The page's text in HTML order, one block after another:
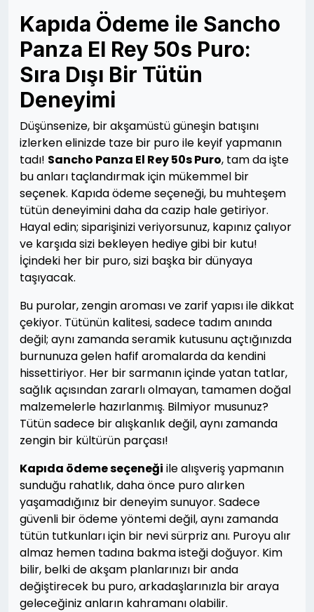
Kapıda Ödeme ile Sancho
Panza El Rey 50s Puro:
Sıra Dışı Bir Tütün
Deneyimi
Düşünsenize, bir akşamüstü güneşin batışını
izlerken elinizde taze bir puro ile keyif yapmanın
tadı! Sancho Panza El Rey 50s Puro, tam da işte
bu anları taçlandırmak için mükemmel bir
seçenek. Kapıda ödeme seçeneği, bu muhteşem
tütün deneyimini daha da cazip hale getiriyor.
Hayal edin; siparişinizi veriyorsunuz, kapınız çalıyor
ve karşıda sizi bekleyen hediye gibi bir kutu!
İçindeki her bir puro, sizi başka bir dünyaya
taşıyacak.
Bu purolar, zengin aroması ve zarif yapısı ile dikkat
çekiyor. Tütünün kalitesi, sadece tadım anında
değil; aynı zamanda seramik kutusunu açtığınızda
burnunuza gelen hafif aromalarda da kendini
hissettiriyor. Her bir sarmanın içinde yatan tatlar,
sağlık açısından zararlı olmayan, tamamen doğal
malzemelerle hazırlanmış. Bilmiyor musunuz?
Tütün sadece bir alışkanlık değil, aynı zamanda
zengin bir kültürün parçası!
Kapıda ödeme seçeneği ile alışveriş yapmanın
sunduğu rahatlık, daha önce puro alırken
yaşamadığınız bir deneyim sunuyor. Sadece
güvenli bir ödeme yöntemi değil, aynı zamanda
tütün tutkunları için bir nevi sürpriz anı. Puroyu alır
almaz hemen tadına bakma isteği doğuyor. Kim
bilir, belki de akşam planlarınızı bir anda
değiştirecek bu puro, arkadaşlarınızla bir araya
geleceğiniz anların kahramanı olabilir.